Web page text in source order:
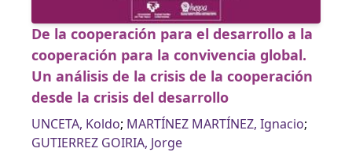
De la cooperación para el desarrollo a la
cooperación para la convivencia global.
Un análisis de la crisis de la cooperación
desde la crisis del desarrollo
UNCETA, Koldo; MARTÍNEZ MARTÍNEZ, Ignacio;
GUTIERREZ GOIRIA, Jorge